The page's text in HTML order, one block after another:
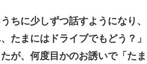
ちに少しずつ話すようになり、
たまにはドライブでもどう？」
が、何度目かのお誘いで「たま